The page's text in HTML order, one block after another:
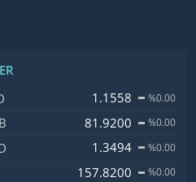
Fiyat, Değişim1.1558 %0.00
81.9200 %0.00
1.3494 %0.00
157.8200 %0.00